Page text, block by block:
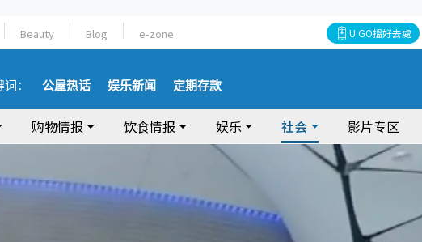
Beauty Blog e-zone U GO搵好去處
： 公屋热话 娱乐新闻 定期存款
购物情报 饮食情报 娱乐 社会 影片专区